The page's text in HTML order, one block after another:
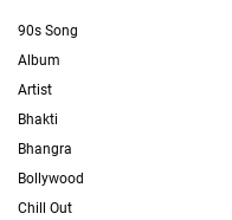
90s Song
Album
Artist
Bhakti
Bhangra
Bollywood
Chill Out